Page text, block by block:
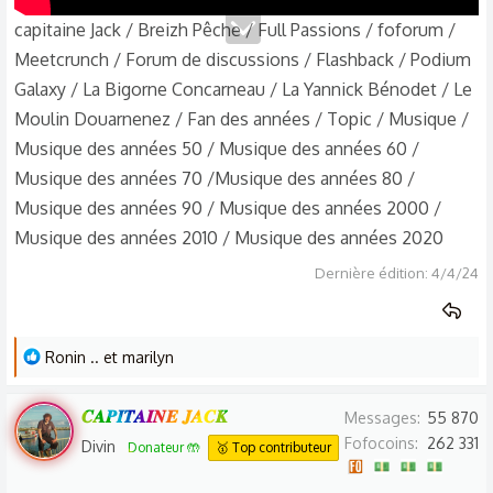
capitaine Jack / Breizh Pêche / Full Passions / foforum /
Meetcrunch / Forum de discussions / Flashback / Podium
Galaxy / La Bigorne Concarneau / La Yannick Bénodet / Le
Moulin Douarnenez / Fan des années / Topic / Musique /
Musique des années 50 / Musique des années 60 /
Musique des années 70 /Musique des années 80 /
Musique des années 90 / Musique des années 2000 /
Musique des années 2010 / Musique des années 2020
Dernière édition: 4/4/24
L
s
r
é
Ronin .. et marilyn
𝑪𝑨𝑷𝑰𝑻𝑨𝑰𝑵𝑬 𝑱𝑨𝑪𝑲
Divin Donateur 🤲 🥇 Top contributeur
Messages
55 870
Fofocoins
262 331